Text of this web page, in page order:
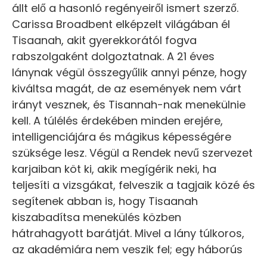
állt elő a hasonló regényeiről ismert szerző.
Carissa Broadbent elképzelt világában él
Tisaanah, akit gyerekkorától fogva
rabszolgaként dolgoztatnak. A 21 éves
lánynak végül összegyűlik annyi pénze, hogy
kiváltsa magát, de az események nem várt
irányt vesznek, és Tisannah-nak menekülnie
kell. A túlélés érdekében minden erejére,
intelligenciájára és mágikus képességére
szüksége lesz. Végül a Rendek nevű szervezet
karjaiban köt ki, akik megígérik neki, ha
teljesíti a vizsgákat, felveszik a tagjaik közé és
segítenek abban is, hogy Tisaanah
kiszabadítsa menekülés közben
hátrahagyott barátját. Mivel a lány túlkoros,
az akadémiára nem veszik fel; egy háborús